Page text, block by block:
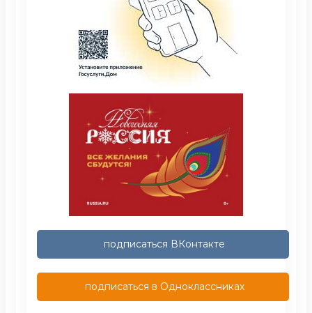
подписаться ВКонтакте
подписаться в Одноклассниках